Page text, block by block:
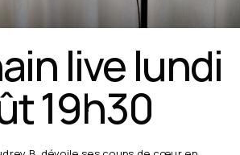
live lundi
19h30